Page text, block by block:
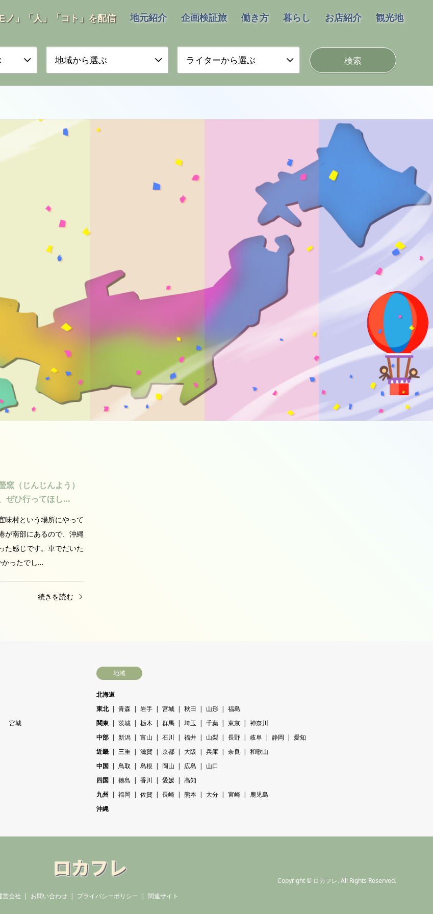
ノ」「人」「コト」を配信 地元紹介 企画検証旅 働き方 暮らし お店紹介 観光地
地域から選ぶ ライターから選ぶ
窯（じんじんよう）
ぜひ行ってほし…
味村という場所にやって
が南部にあるので、沖縄
た感じです。車でだいた
かったでし…
続きを読む
宮城
地域
北海道
東北
青森 岩手 宮城 秋田 山形
福島
関東
茨城 栃木 群馬 埼玉 千葉 東京
神奈川
中部
新潟 富山 石川 福井 山梨 長野 岐阜 静岡
愛知
近畿
三重 滋賀 京都 大阪 兵庫 奈良
和歌山
中国
鳥取 島根 岡山 広島
山口
四国
徳島 香川 愛媛
高知
九州
福岡 佐賀 長崎 熊本 大分 宮崎
鹿児島
沖縄
営会社 お問い合わせ プライバシーポリシー 関連サイト
Copyright© ロカフレ. All Rights Reserved.